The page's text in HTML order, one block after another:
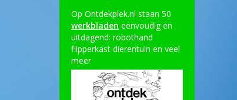
Op Ontdekplek.nl staan 50
werkbladen eenvoudig en
uitdagend: robothand
flipperkast dierentuin en veel
meer